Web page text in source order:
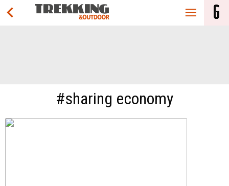
#sharing economy